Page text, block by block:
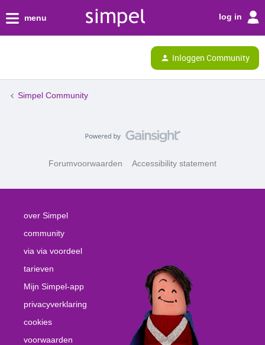
menu log in
Inloggen Community
Simpel Community
Forumvoorwaarden Accessibility statement
over Simpel
community
via via voordeel
tarieven
Mijn Simpel-app
privacyverklaring
cookies
voorwaarden